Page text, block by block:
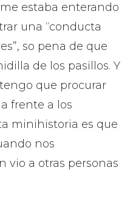
estaba enterando
una “conducta
so pena de que
de los pasillos. Y
que procurar
frente a los
minihistoria es que
nos
vio a otras personas